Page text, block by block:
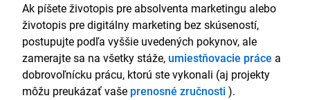
Ak píšete životopis pre absolventa marketingu alebo
životopis pre digitálny marketing bez skúseností,
postupujte podľa vyššie uvedených pokynov, ale
zamerajte sa na všetky stáže, umiestňovacie práce a
dobrovoľnícku prácu, ktorú ste vykonali (aj projekty
môžu preukázať vaše prenosné zručnosti ).